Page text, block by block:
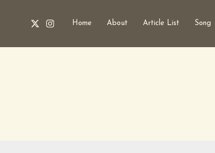
Home About Article List Song